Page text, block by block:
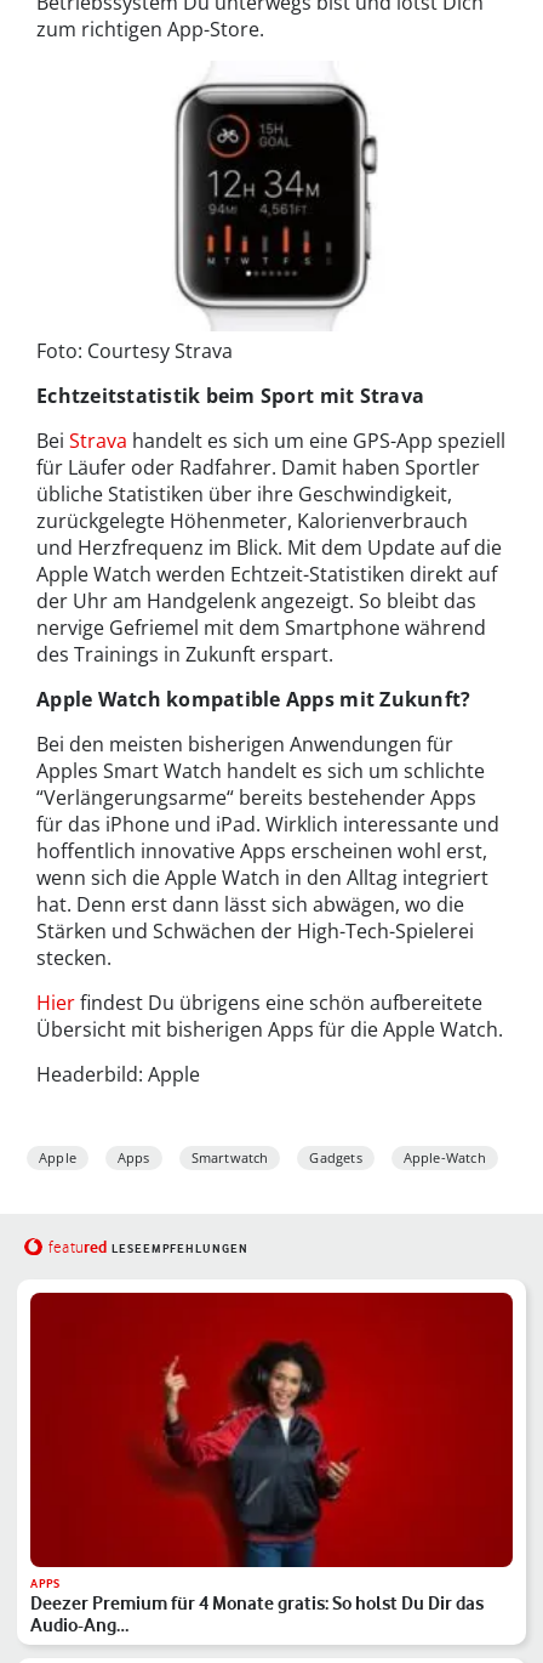
zum richtigen App-Store.
Foto: Courtesy Strava
Echtzeitstatistik beim Sport mit Strava
Bei Strava handelt es sich um eine GPS-App speziell
für Läufer oder Radfahrer. Damit haben Sportler
übliche Statistiken über ihre Geschwindigkeit,
zurückgelegte Höhenmeter, Kalorienverbrauch
und Herzfrequenz im Blick. Mit dem Update auf die
Apple Watch werden Echtzeit-Statistiken direkt auf
der Uhr am Handgelenk angezeigt. So bleibt das
nervige Gefriemel mit dem Smartphone während
des Trainings in Zukunft erspart.
Apple Watch kompatible Apps mit Zukunft?
Bei den meisten bisherigen Anwendungen für
Apples Smart Watch handelt es sich um schlichte
“Verlängerungsarme“ bereits bestehender Apps
für das iPhone und iPad. Wirklich interessante und
hoffentlich innovative Apps erscheinen wohl erst,
wenn sich die Apple Watch in den Alltag integriert
hat. Denn erst dann lässt sich abwägen, wo die
Stärken und Schwächen der High-Tech-Spielerei
stecken.
Hierfindest Du übrigens eine schön aufbereitete
Übersicht mit bisherigen Apps für die Apple Watch.
Headerbild: Apple
Apple Apps Smartwatch Gadgets Apple-Watch
featured LESEEMPFEHLUNGEN
APPS
Deezer Premium für 4 Monate gratis: So holst Du Dir das
Audio-Ang…